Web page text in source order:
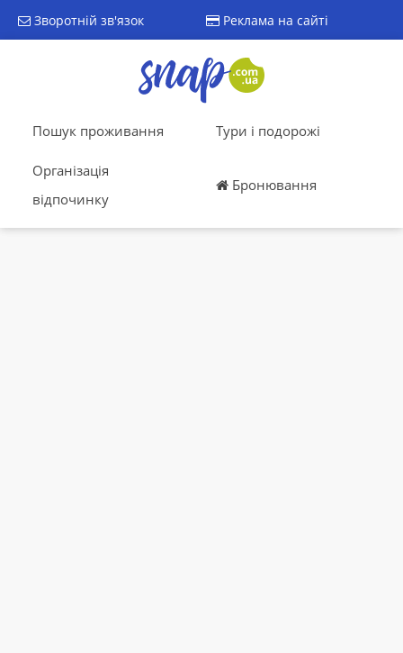
Зворотній зв'язок Реклама на сайті
Пошук проживання Тури і подорожі
Організація
відпочинку
Бронювання